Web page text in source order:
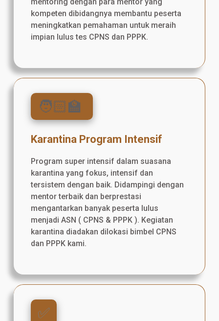
mentoring dengan para mentor yang
kompeten dibidangnya membantu peserta
meningkatkan pemahaman untuk meraih
impian lulus tes CPNS dan PPPK.
🧑🏻‍🏫
Karantina Program Intensif
Program super intensif dalam suasana
karantina yang fokus, intensif dan
tersistem dengan baik. Didampingi dengan
mentor terbaik dan berprestasi
mengantarkan banyak peserta lulus
menjadi ASN ( CPNS & PPPK ). Kegiatan
karantina diadakan dilokasi bimbel CPNS
dan PPPK kami.
✅️